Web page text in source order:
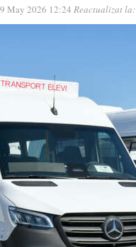
May 2026 12:24 Reactualizat la: